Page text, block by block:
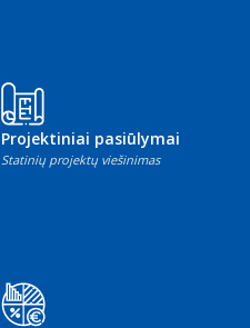
Projektiniai pasiūlymai
Statinių projektų viešinimas